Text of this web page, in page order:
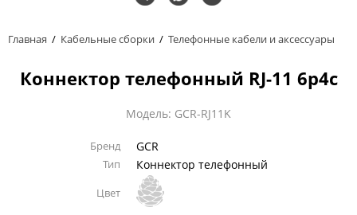
Главная / Кабельные сборки / Телефонные кабели и аксессуары
Коннектор телефонный RJ-11 6p4c
Модель: GCR-RJ11K
Бренд GCR
Тип Коннектор телефонный
Цвет